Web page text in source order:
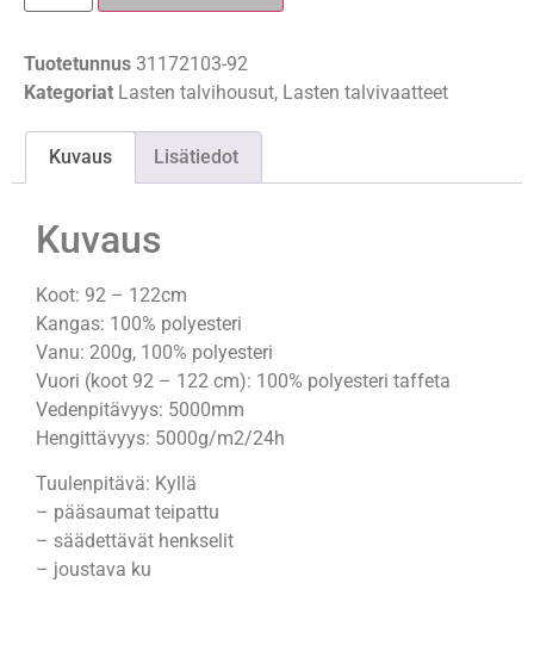
Tuotetunnus 31172103-92
Kategoriat Lasten talvihousut, Lasten talvivaatteet
Kuvaus Lisätiedot
Kuvaus
Koot: 92 – 122cm
Kangas: 100% polyesteri
Vanu: 200g, 100% polyesteri
Vuori (koot 92 – 122 cm): 100% polyesteri taffeta
Vedenpitävyys: 5000mm
Hengittävyys: 5000g/m2/24h
Tuulenpitävä: Kyllä
– pääsaumat teipattu
– säädettävät henkselit
– joustava ku